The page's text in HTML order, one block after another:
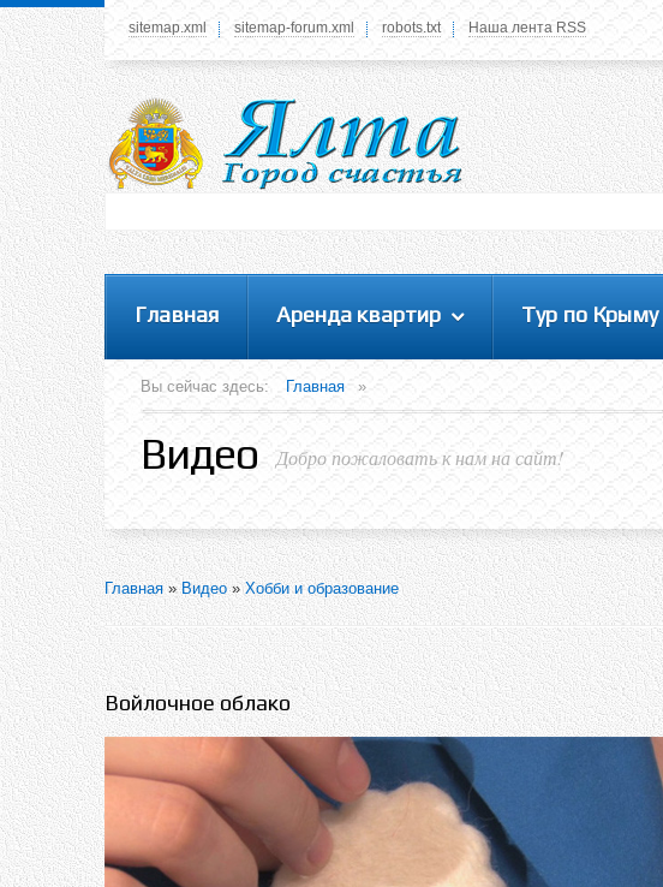
У вас нет прав просматривать данное меню,
пожалуйста, войдите на сайт под своим
логином или зарегестрируйтесь! Это позволит
вам пользоваться всеми функциями нашего
sitemap.xml sitemap-forum.xml robots.txt Наша лента RSS
Главная Аренда квартир Тур по Крыму
Вы сейчас здесь: Главная »
Видео Добро пожаловать к нам на сайт!
Главная»Видео»Хобби и образование
Войлочное облако